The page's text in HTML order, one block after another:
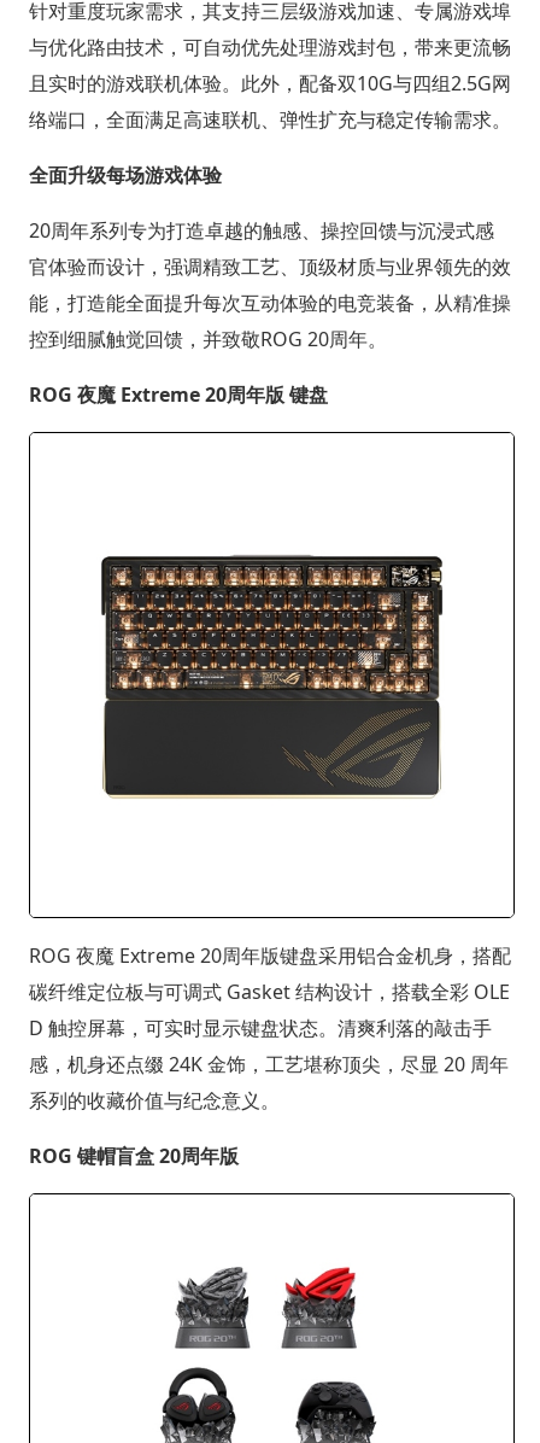
针对重度玩家需求，其支持三层级游戏加速、专属游戏埠
与优化路由技术，可自动优先处理游戏封包，带来更流畅
且实时的游戏联机体验。此外，配备双10G与四组2.5G网
络端口，全面满足高速联机、弹性扩充与稳定传输需求。
全面升级每场游戏体验
20周年系列专为打造卓越的触感、操控回馈与沉浸式感
官体验而设计，强调精致工艺、顶级材质与业界领先的效
能，打造能全面提升每次互动体验的电竞装备，从精准操
控到细腻触觉回馈，并致敬ROG 20周年。
ROG 夜魔 Extreme 20周年版 键盘
ROG 夜魔 Extreme 20周年版键盘采用铝合金机身，搭配
碳纤维定位板与可调式 Gasket 结构设计，搭载全彩 OLE
D 触控屏幕，可实时显示键盘状态。清爽利落的敲击手
感，机身还点缀 24K 金饰，工艺堪称顶尖，尽显 20 周年
系列的收藏价值与纪念意义。
ROG 键帽盲盒 20周年版